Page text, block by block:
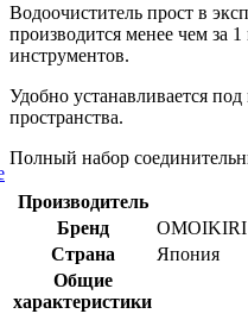
Водоочиститель прост в
производится менее чем за
инструментов.
Удобно устанавливается
пространства.
Полный набор
Производитель
Бренд
OMOIKIRI
Страна
Япония
Общие
характеристики